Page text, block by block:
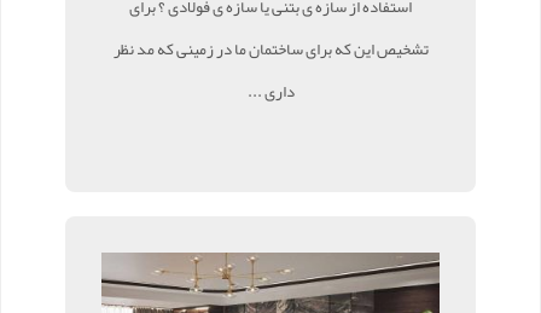
استفاده از سازه ی بتنی یا سازه ی فولادی ؟ برای
تشخیص این که برای ساختمان ما در زمینی که مد نظر
داری ...